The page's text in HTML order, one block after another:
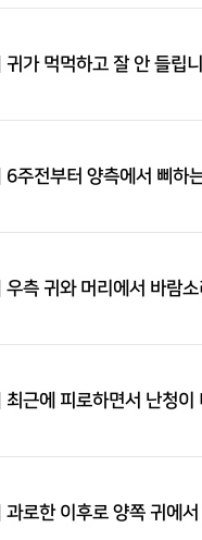
귀가 먹먹하고 잘 안 들립
우측 귀와 머리에서 바람